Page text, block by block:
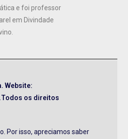
e foi professor
em Divindade
Website:
os direitos
Por isso, apreciamos saber